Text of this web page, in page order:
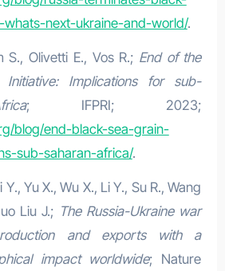
whats-next-ukraine-and-world/.
S., Olivetti E., Vos R.; End of the
Implications for sub-
; IFPRI; 2023;
blog/end-black-sea-grain-
sub-saharan-africa/.
Y., Yu X., Wu X., Li Y., Su R., Wang
Liu J.; The Russia-Ukraine war
and exports with a
impact worldwide; Nature